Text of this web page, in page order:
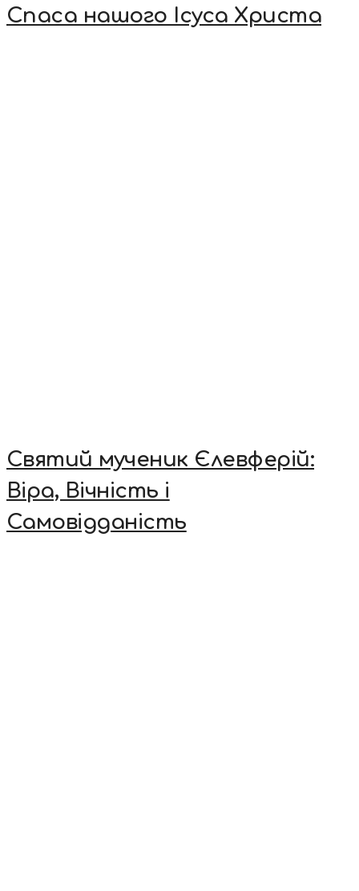
Спаса нашого Ісуса Христа
Святий мученик Єлевферій:
Віра, Вічність і
Самовідданість